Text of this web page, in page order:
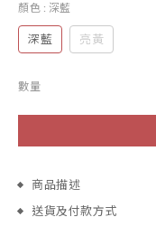
顏色 : 深藍
深藍 亮黃
數量
商品描述
送貨及付款方式